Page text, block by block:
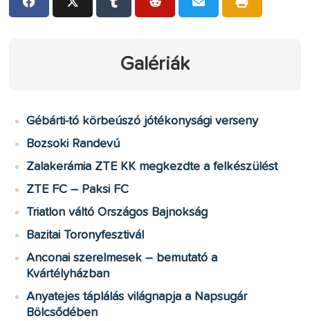
Galériák
Gébárti-tó körbeúszó jótékonysági verseny
Bozsoki Randevú
Zalakerámia ZTE KK megkezdte a felkészülést
ZTE FC – Paksi FC
Triatlon váltó Országos Bajnokság
Bazitai Toronyfesztivál
Anconai szerelmesek – bemutató a
Kvártélyházban
Anyatejes táplálás világnapja a Napsugár
Bölcsődében